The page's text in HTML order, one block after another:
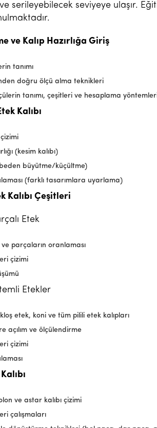
serileyebilecek seviyeye ulaşır.
ve Kalıp Hazırlığa Giriş
tanımı
doğru ölçü alma teknikleri
tanımı, çeşitleri ve hesaplama
Kalıbı
(kesim kalıbı)
büyütme/küçültme)
(farklı tasarımlara uyarlama)
Kalıbı Çeşitleri
Etek
ve parçaların oranlaması
çizimi
Etekler
etek, koni ve tüm pilili etek kalıpları
açılım ve ölçülendirme
çizimi
ve astar kalıbı çizimi
çalışmaları